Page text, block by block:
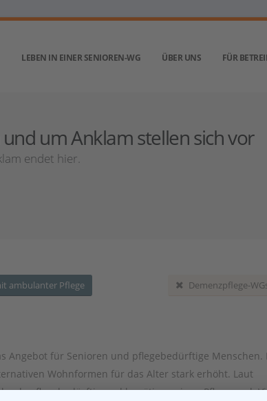
LEBEN IN EINER SENIOREN-WG ÜBER UNS FÜR
um Anklam stellen sich vor
endet hier.
ambulanter Pflege Demenzpflege-
Angebot für Senioren und pflegebedürftige Menschen.
Wohnformen für das Alter stark erhöht. Laut
pflegebedürftig und benötigen einen Pflegegrad.